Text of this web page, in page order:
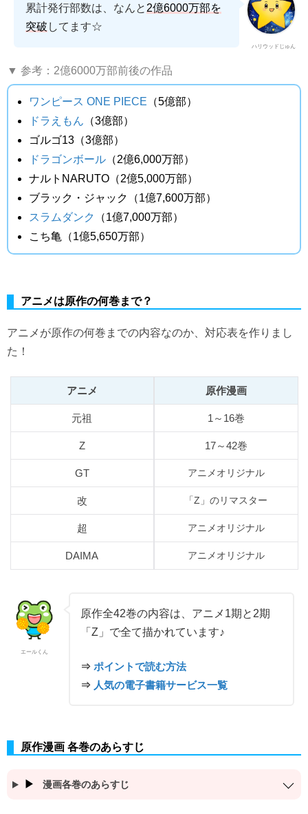
ハリウッドじゅん
累計発行部数は、なんと 2億6000万部を
突破 してます☆
▼ 参考：2億6000万部前後の作品
ワンピース ONE PIECE （5億部）
ドラえもん （3億部）
ゴルゴ13（3億部）
ドラゴンボール （2億6,000万部）
ナルトNARUTO（2億5,000万部）
ブラック・ジャック（1億7,600万部）
スラムダンク
（1億7,000万部）
こち亀（1億5,650万部）
アニメは原作の何巻まで？
アニメが原作の何巻までの内容なのか、対応表を作りまし
た！
アニメ 原作漫画
元祖 1～16巻
Z 17～42巻
GT アニメオリジナル
改 「Z」のリマスター
超 アニメオリジナル
DAIMA アニメオリジナル
エールくん
原作全42巻の内容は、アニメ1期と2期
「Z」で全て描かれています♪
⇒ ポイントで読む方法
⇒ 人気の電子書籍サービス一覧
原作漫画 各巻のあらすじ
漫画各巻のあらすじ